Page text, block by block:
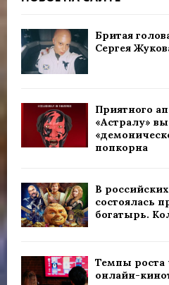
Бритая
Сергея
Приятного
«Астралу»
попкорна
В
состоялась
богатырь.
Темпы роста
онлайн-